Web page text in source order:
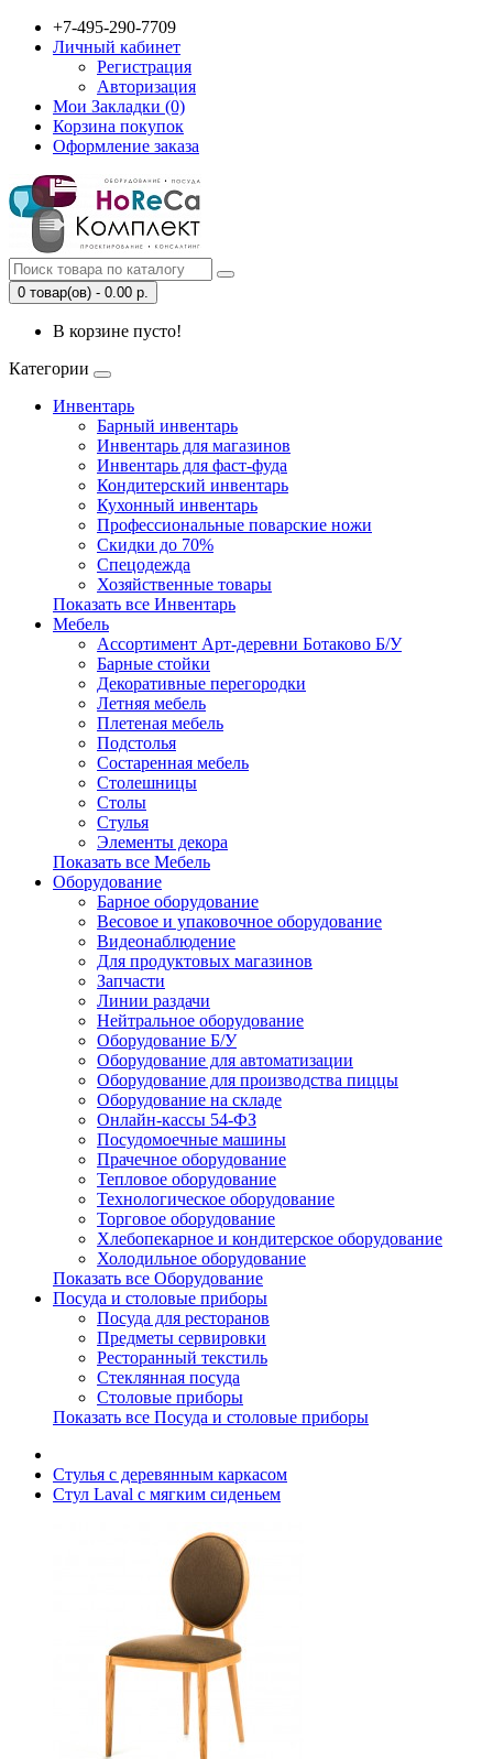
+7-495-290-7709
Личный кабинет
Регистрация
Авторизация
Мои Закладки (0)
Корзина покупок
Оформление заказа
0 товар(ов) - 0.00 р.
В корзине пусто!
Категории
Инвентарь
Барный инвентарь
Инвентарь для магазинов
Инвентарь для фаст-фуда
Кондитерский инвентарь
Кухонный инвентарь
Профессиональные поварские ножи
Скидки до 70%
Спецодежда
Хозяйственные товары
Показать все Инвентарь
Мебель
Ассортимент Арт-деревни Ботаково Б/У
Барные стойки
Декоративные перегородки
Летняя мебель
Плетеная мебель
Подстолья
Состаренная мебель
Столешницы
Столы
Стулья
Элементы декора
Показать все Мебель
Оборудование
Барное оборудование
Весовое и упаковочное оборудование
Видеонаблюдение
Для продуктовых магазинов
Запчасти
Линии раздачи
Нейтральное оборудование
Оборудование Б/У
Оборудование для автоматизации
Оборудование для производства пиццы
Оборудование на складе
Онлайн-кассы 54-ФЗ
Посудомоечные машины
Прачечное оборудование
Тепловое оборудование
Технологическое оборудование
Торговое оборудование
Хлебопекарное и кондитерское оборудование
Холодильное оборудование
Показать все Оборудование
Посуда и столовые приборы
Посуда для ресторанов
Предметы сервировки
Ресторанный текстиль
Стеклянная посуда
Столовые приборы
Показать все Посуда и столовые приборы
Cтулья с деревянным каркасом
Стул Laval с мягким сиденьем